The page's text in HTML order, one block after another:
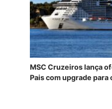
MSC Cruzeiros lança
Pais com upgrade para